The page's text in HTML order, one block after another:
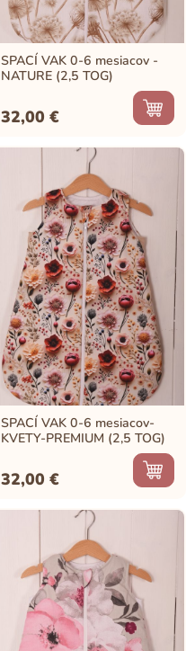
SPACÍ VAK 0-6 mesiacov -
NATURE (2,5 TOG)
32,00€
SPACÍ VAK 0-6 mesiacov-
KVETY-PREMIUM (2,5 TOG)
32,00€